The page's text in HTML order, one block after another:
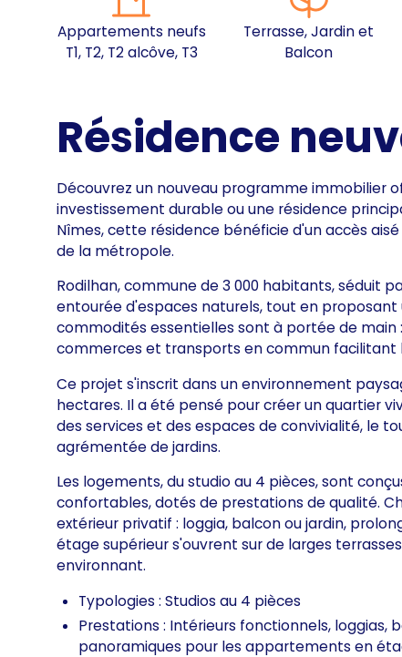
Appartements neufs
T1, T2, T2 alcôve, T3
Terrasse, Jardin et
Balcon
Résidence
Découvrez un nouveau programme immobilier
investissement durable ou une résidence
Nîmes, cette résidence bénéficie d'un accès
de la métropole.
Rodilhan, commune de 3 000 habitants, séduit
entourée d'espaces naturels, tout en proposant
commodités essentielles sont à portée de
commerces et transports en commun facilitant
Ce projet s'inscrit dans un environnement
hectares. Il a été pensé pour créer un quartier
des services et des espaces de convivialité, le
agrémentée de jardins.
Les logements, du studio au 4 pièces, sont
confortables, dotés de prestations de qualité.
extérieur privatif : loggia, balcon ou jardin,
étage supérieur s'ouvrent sur de larges
environnant.
Typologies : Studios au 4 pièces
Prestations : Intérieurs fonctionnels, loggias,
panoramiques pour les appartements en